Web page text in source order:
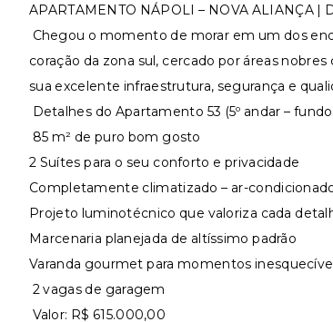
APARTAMENTO NÁPOLI – NOVA ALIANÇA |
Chegou o momento de morar em um dos
coração da zona sul, cercado por áreas
sua excelente infraestrutura, segurança e
Detalhes do Apartamento 53 (5º andar –
85 m² de puro bom gosto
2 Suítes para o seu conforto e privacidade
Completamente climatizado – ar-
Projeto luminotécnico que valoriza cada
Marcenaria planejada de altíssimo padrão
Varanda gourmet para momentos
2 vagas de garagem
Valor: R$ 615.000,00